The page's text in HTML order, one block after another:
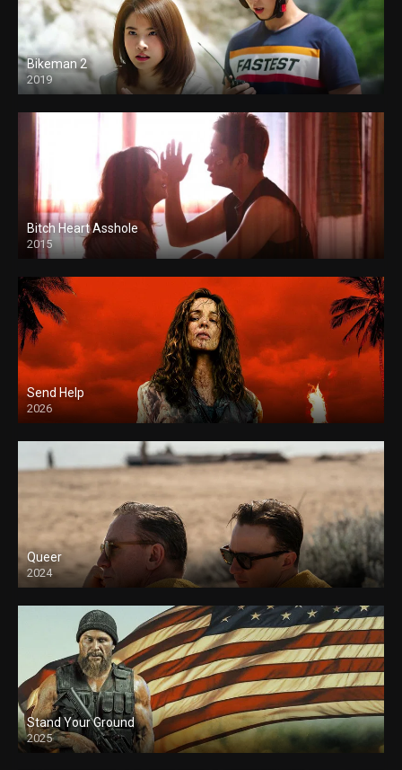
Bikeman 2
2019
Bitch Heart Asshole
2015
Send Help
2026
Queer
2024
Stand Your Ground
2025